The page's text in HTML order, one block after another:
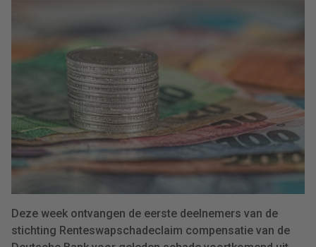
Deze week ontvangen de eerste deelnemers van de
stichting Renteswapschadeclaim compensatie van de